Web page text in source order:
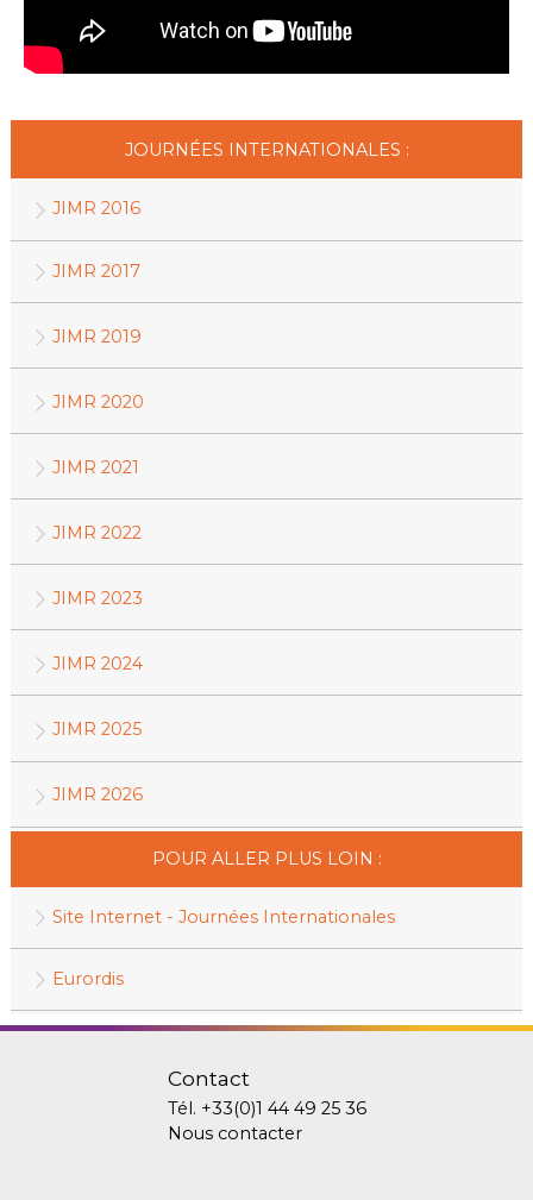
JOURNÉES INTERNATIONALES :
JIMR 2016
JIMR 2017
JIMR 2019
JIMR 2020
JIMR 2021
JIMR 2022
JIMR 2023
JIMR 2024
JIMR 2025
JIMR 2026
POUR ALLER PLUS LOIN :
Site Internet - Journées Internationales
Eurordis
Contact
Tél. +33(0)1 44 49 25 36
Nous contacter